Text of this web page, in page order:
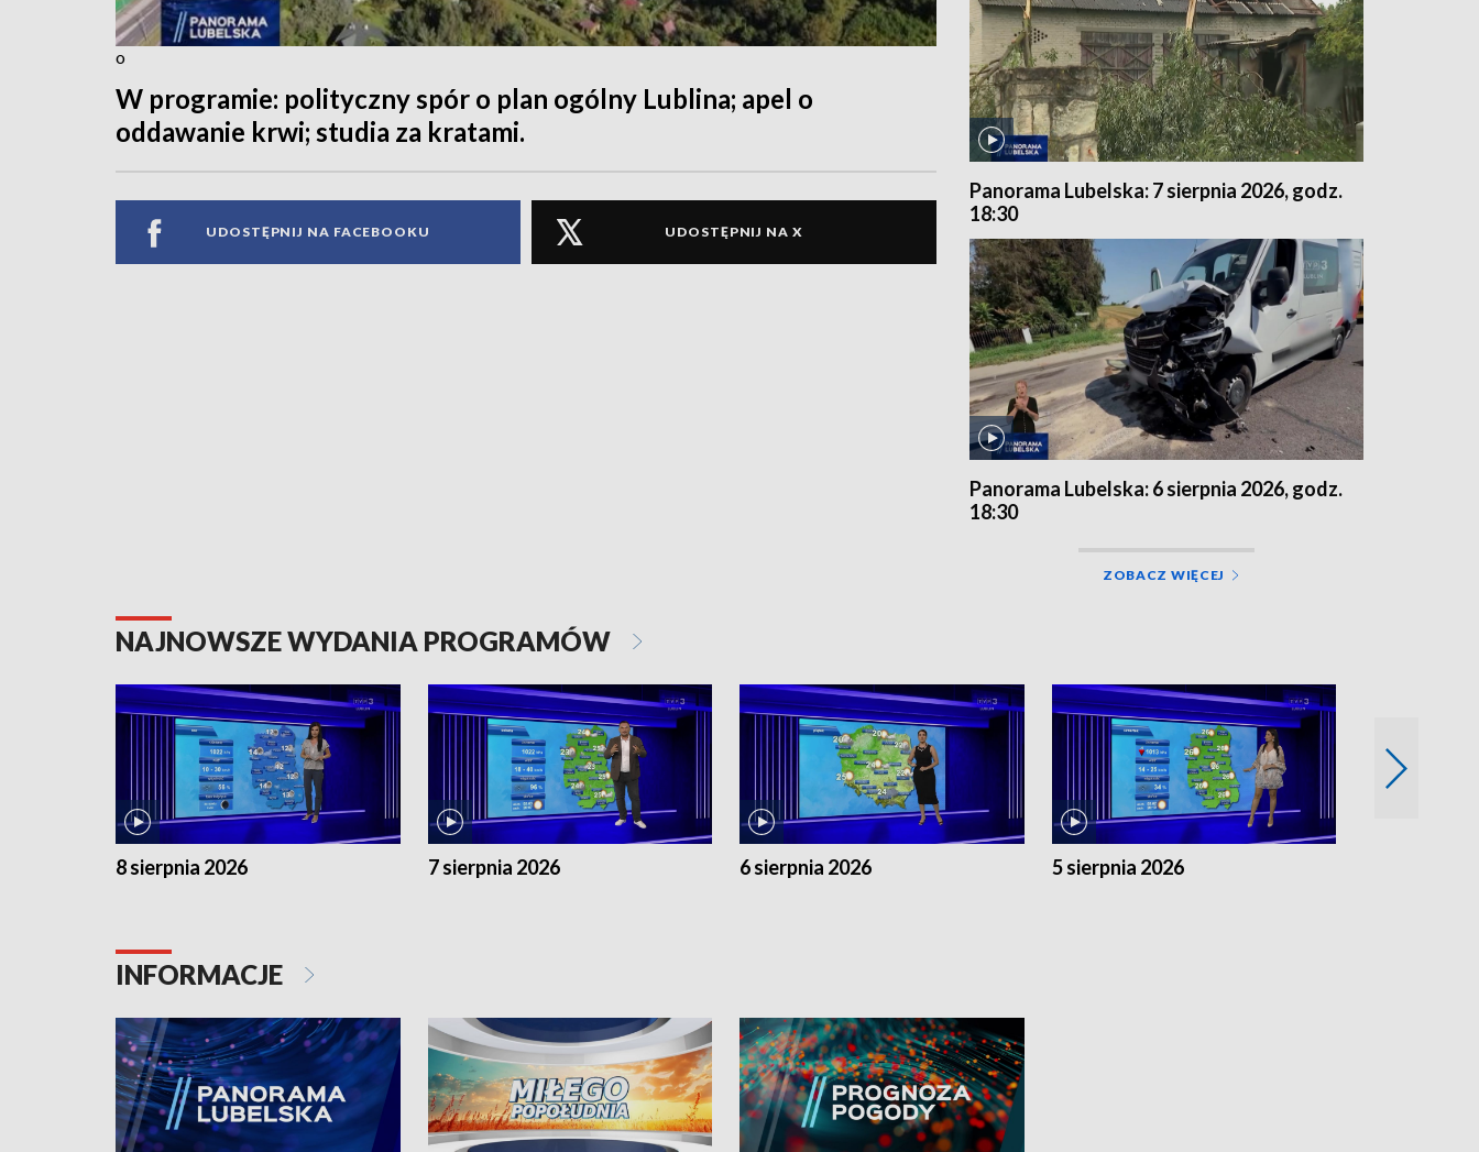
o
W programie: polityczny spór o plan ogólny Lublina; apel o
oddawanie krwi; studia za kratami.
UDOSTĘPNIJ NA FACEBOOKU UDOSTĘPNIJ NA X
Panorama Lubelska: 7 sierpnia 2026, godz.
18:30
Panorama Lubelska: 6 sierpnia 2026, godz.
18:30
ZOBACZ WIĘCEJ
NAJNOWSZE WYDANIA PROGRAMÓW
8 sierpnia 2026 7 sierpnia 2026 6 sierpnia 2026 5 sierpnia 2026
INFORMACJE